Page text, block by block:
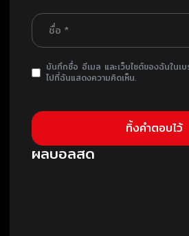
บันทึกชื่อ อีเมล และเว็บไซต์ของฉันในเ
ไปที่ฉันแสดงความคิดเห็น.
ผลบอลสด